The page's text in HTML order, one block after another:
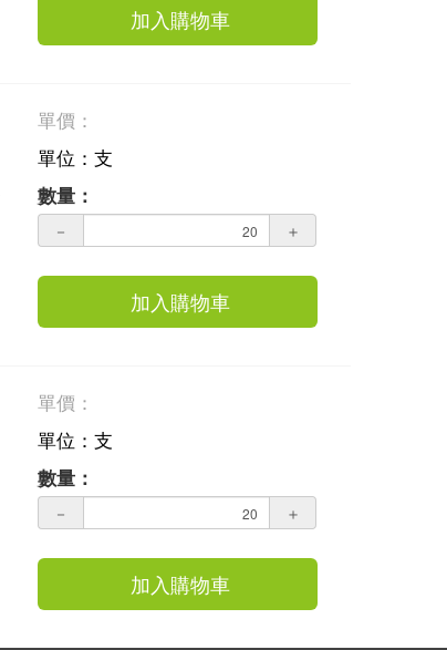
加入購物車
單價：
單位：支
數量：
－ ＋
加入購物車
單價：
單位：支
數量：
－ ＋
加入購物車